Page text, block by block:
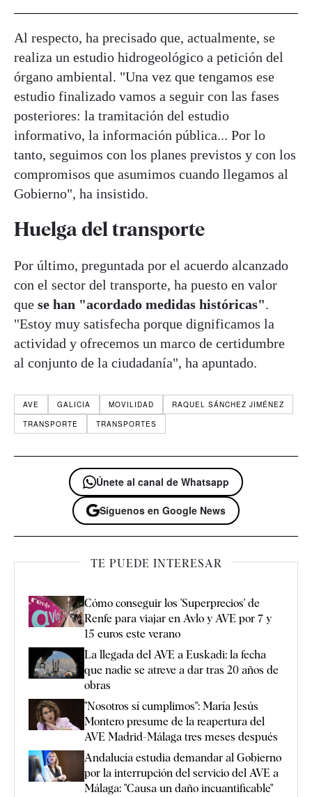
Al respecto, ha precisado que, actualmente, se
realiza un estudio hidrogeológico a petición del
órgano ambiental. "Una vez que tengamos ese
estudio finalizado vamos a seguir con las fases
posteriores: la tramitación del estudio
informativo, la información pública... Por lo
tanto, seguimos con los planes previstos y con los
compromisos que asumimos cuando llegamos al
Gobierno", ha insistido.
Huelga del transporte
Por último, preguntada por el acuerdo alcanzado
con el sector del transporte, ha puesto en valor
que se han "acordado medidas históricas".
"Estoy muy satisfecha porque dignificamos la
actividad y ofrecemos un marco de certidumbre
al conjunto de la ciudadanía", ha apuntado.
AVE GALICIA MOVILIDAD
RAQUEL SÁNCHEZ JIMÉNEZ
TRANSPORTE
TRANSPORTES
Únete al canal de Whatsapp
Síguenos en Google News
TE PUEDE INTERESAR
Cómo conseguir los 'Superprecios' de
Renfe para viajar en Avlo y AVE por 7 y
15 euros este verano
La llegada del AVE a Euskadi: la fecha
que nadie se atreve a dar tras 20 años de
obras
"Nosotros sí cumplimos": María Jesús
Montero presume de la reapertura del
AVE Madrid-Málaga tres meses después
Andalucía estudia demandar al Gobierno
por la interrupción del servicio del AVE a
Málaga: "Causa un daño incuantificable"